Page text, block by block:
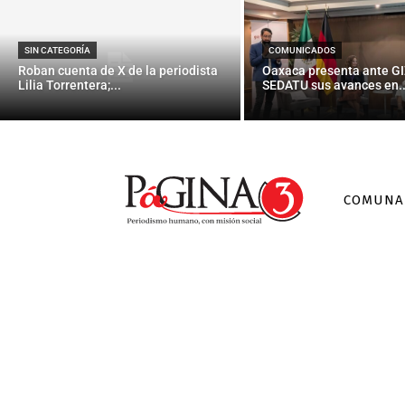
SIN CATEGORÍA
Roban cuenta de X de la periodista
Lilia Torrentera;...
COMUNICADOS
Oaxaca presenta ante
SEDATU sus avances
Exlíder del